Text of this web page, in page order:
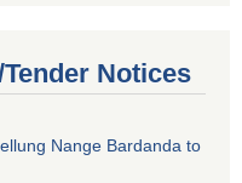
Notices
Nange Bardanda to